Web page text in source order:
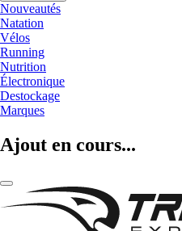
Nouveautés
Natation
Vélos
Running
Nutrition
Électronique
Destockage
Marques
Ajout en cours...